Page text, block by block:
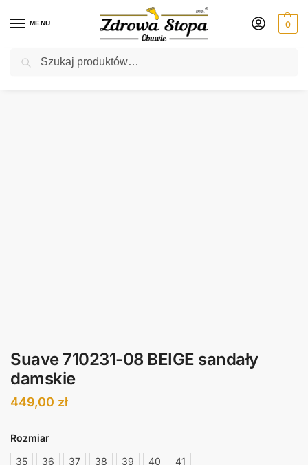
MENU 0
Rabat ⚡ 5% kod: ZDROWASTOPA (na obuwie poza promocją)
Suave 710231-08 BEIGE sandały
damskie
449,00 zł
Rozmiar
35
36 37 38 39 40 41